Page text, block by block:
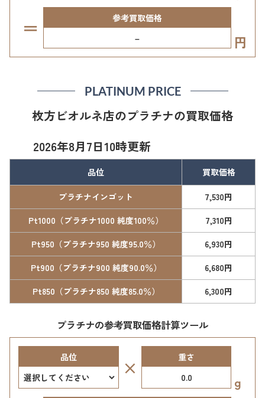
＝
参考買取価格
–
円
PLATINUM PRICE
枚方ビオルネ店のプラチナの買取価格
2026年8月7日10時更新
品位 買取価格
プラチナインゴット
7,530円
Pt1000（プラチナ1000 純度100％）
7,310円
Pt950（プラチナ950 純度95.0％）
6,930円
Pt900（プラチナ900 純度90.0％）
6,680円
Pt850（プラチナ850 純度85.0％）
6,300円
プラチナの参考買取価格計算ツール
品位 × 重さ
g